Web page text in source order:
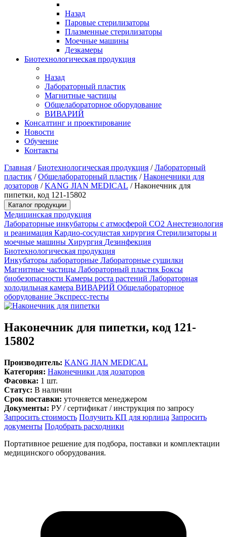
Назад
Паровые стерилизаторы
Плазменные стерилизаторы
Моечные машины
Дезкамеры
Биотехнологическая продукция
Назад
Лабораторный пластик
Магнитные частицы
Общелабораторное оборудование
ВИВАРИЙ
Консалтинг и проектирование
Новости
Обучение
Контакты
Главная /Биотехнологическая продукция /Лабораторный
пластик /Общелабораторный пластик /Наконечники для
дозаторов /KANG JIAN MEDICAL /Наконечник для
пипетки, код 121-15802
Каталог продукции
Медицинская продукция
Лабораторные инкубаторы с атмосферой CO2 Анестезиология
и реанимация Кардио-сосудистая хирургия Стерилизаторы и
моечные машины Хирургия Дезинфекция
Биотехнологическая продукция
Инкубаторы лабораторные Лабораторные сушилки
Магнитные частицы Лабораторный пластик Боксы
биобезопасности Камеры роста растений Лабораторная
холодильная камера ВИВАРИЙ Общелабораторное
оборудование Экспресс-тесты
Наконечник для пипетки, код 121-
15802
Производитель: KANG JIAN MEDICAL
Категория: Наконечники для дозаторов
Фасовка: 1 шт.
Статус: В наличии
Срок поставки: уточняется менеджером
Документы: РУ / сертификат / инструкция по запросу
Запросить стоимость Получить КП для юрлица Запросить
документы Подобрать расходники
Портативное решение для подбора, поставки и комплектации
медицинского оборудования.